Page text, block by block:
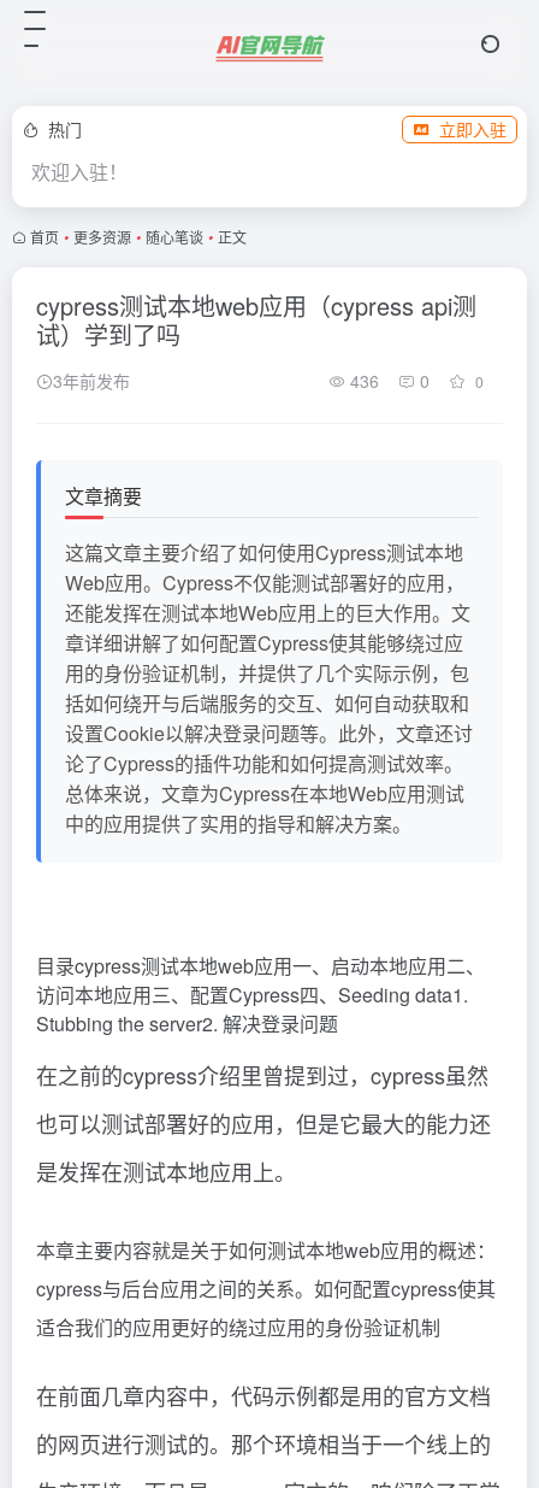
热门 立即入驻
欢迎入驻！
首页 • 更多资源 • 随心笔谈 • 正文
cypress测试本地web应用（cypress api测
试）学到了吗
3年前发布 436 0 0
文章摘要
这篇文章主要介绍了如何使用Cypress测试本地
Web应用。Cypress不仅能测试部署好的应用，
还能发挥在测试本地Web应用上的巨大作用。文
章详细讲解了如何配置Cypress使其能够绕过应
用的身份验证机制，并提供了几个实际示例，包
括如何绕开与后端服务的交互、如何自动获取和
设置Cookie以解决登录问题等。此外，文章还讨
论了Cypress的插件功能和如何提高测试效率。
总体来说，文章为Cypress在本地Web应用测试
中的应用提供了实用的指导和解决方案。
目录cypress测试本地web应用一、启动本地应用二、
访问本地应用三、配置Cypress四、Seeding data1.
Stubbing the server2. 解决登录问题
在之前的cypress介绍里曾提到过，cypress虽然
也可以测试部署好的应用，但是它最大的能力还
是发挥在测试本地应用上。
本章主要内容就是关于如何测试本地web应用的概述：
cypress与后台应用之间的关系。如何配置cypress使其
适合我们的应用更好的绕过应用的身份验证机制
在前面几章内容中，代码示例都是用的官方文档
的网页进行测试的。那个环境相当于一个线上的